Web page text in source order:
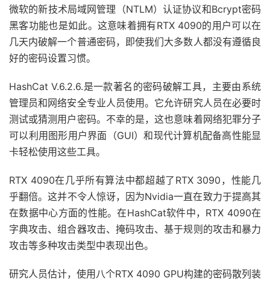
微软的新技术局域网管理（NTLM）认证协议和Bcrypt密码
黑客功能也是如此。这意味着拥有RTX 4090的用户可以在
几天内破解一个普通密码，即使我们大多数人都没有遵循良
好的密码设置习惯。
HashCat V.6.2.6.是一款著名的密码破解工具，主要由系统
管理员和网络安全专业人员使用。它允许研究人员在必要时
测试或猜测用户密码。不幸的是，这也意味着网络犯罪分子
可以利用图形用户界面（GUI）和现代计算机配备高性能显
卡轻松使用这些工具。
RTX 4090在几乎所有算法中都超越了RTX 3090，性能几
乎翻倍。这并不令人惊讶，因为Nvidia一直在致力于提高其
在数据中心方面的性能。在HashCat软件中，RTX 4090在
字典攻击、组合器攻击、掩码攻击、基于规则的攻击和暴力
攻击等多种攻击类型中表现出色。
研究人员估计，使用八个RTX 4090 GPU构建的密码散列装